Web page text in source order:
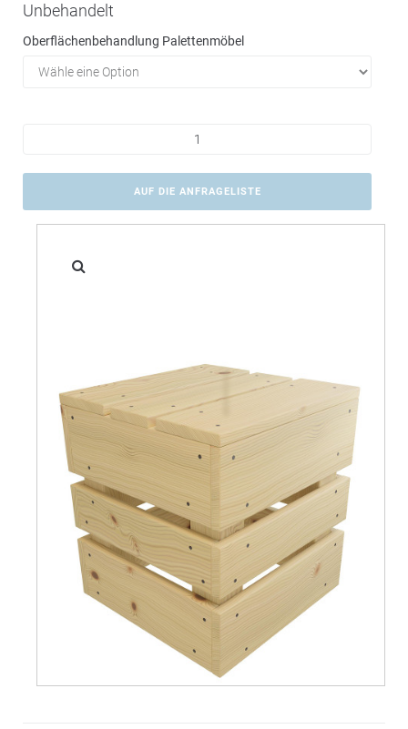
Unbehandelt
Oberflächenbehandlung Palettenmöbel
AUF DIE ANFRAGELISTE